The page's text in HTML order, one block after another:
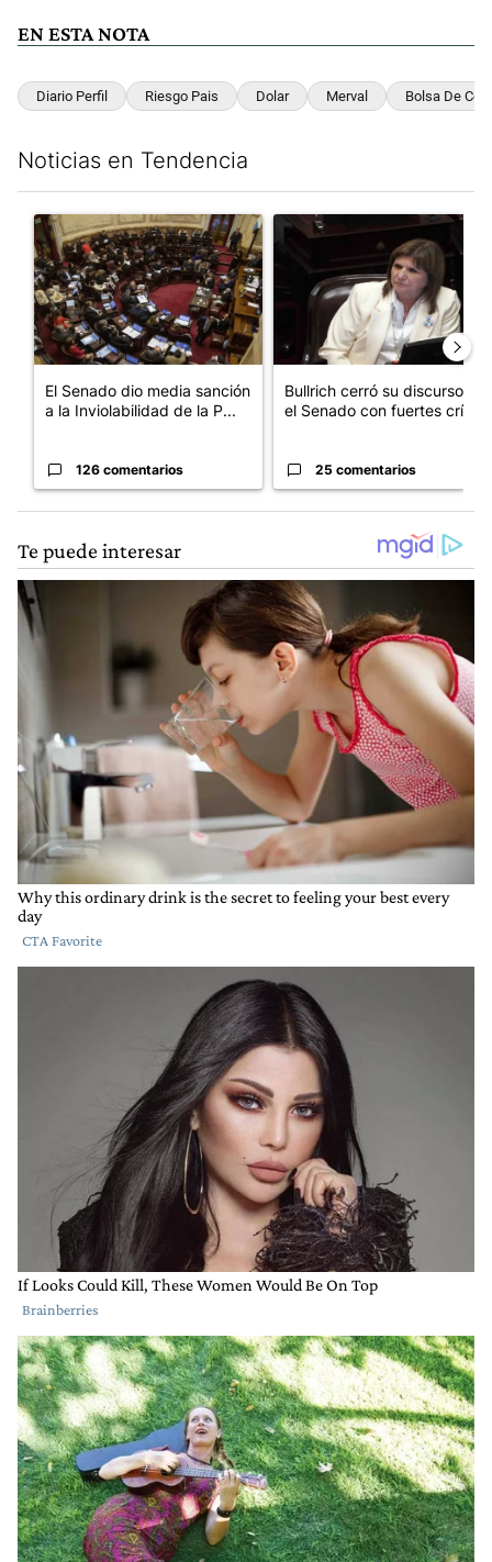
EN ESTA NOTA
Diario Perfil Riesgo Pais Dolar Merval Bolsa De
Noticias en Tendencia
Un artículo de tendencia con el título "El Senado dio media
El Senado dio media sanción
a la Inviolabilidad de la P...
126 comentarios
Un artículo de tendencia
Bullrich cerró su discurso en
el Senado con fuertes crí...
25 comentarios